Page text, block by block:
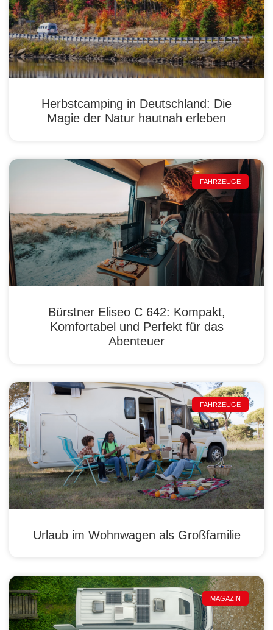
Herbstcamping in Deutschland: Die
Magie der Natur hautnah erleben
FAHRZEUGE
Bürstner Eliseo C 642: Kompakt,
Komfortabel und Perfekt für das
Abenteuer
FAHRZEUGE
Urlaub im Wohnwagen als Großfamilie
MAGAZIN